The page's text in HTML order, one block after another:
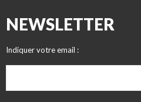
NEWSLETTER
Indiquer votre email :